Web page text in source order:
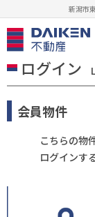
新潟市
ログイン
会員物件
こちらの物
ログインす